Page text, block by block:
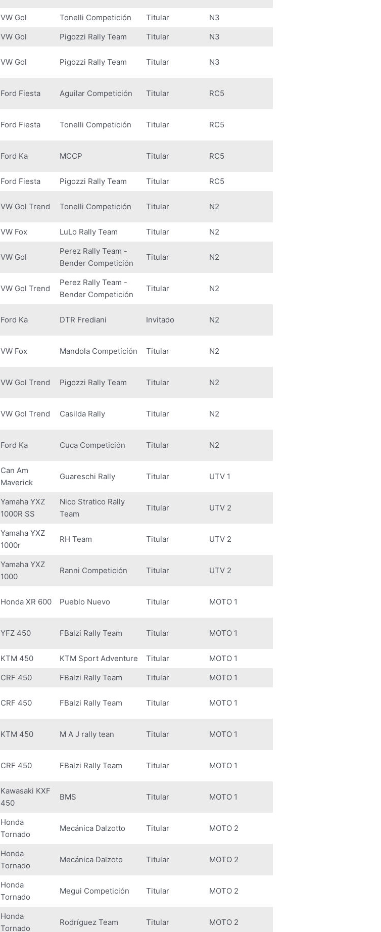
VW Gol Tonelli Competición Titular
N3
VW Gol Pigozzi Rally Team Titular N3
VW Gol Pigozzi Rally Team Titular N3
Ford Fiesta Aguilar Competición Titular RC5
Ford Fiesta Tonelli Competición Titular RC5
Ford Ka MCCP Titular RC5
Ford Fiesta Pigozzi Rally Team Titular RC5
VW Gol Trend Tonelli Competición Titular N2
VW Fox LuLo Rally Team Titular N2
VW Gol
Perez Rally Team -
Bender Competición
Titular N2
VW Gol Trend
Perez Rally Team -
Bender Competición
Titular N2
Ford Ka DTR Frediani Invitado N2
VW Fox Mandola Competición Titular N2
VW Gol Trend Pigozzi Rally Team Titular N2
VW Gol Trend Casilda Rally Titular N2
Ford Ka Cuca Competición Titular N2
Can Am
Maverick
Guareschi Rally Titular UTV 1
Yamaha YXZ
1000R SS
Nico Stratico Rally
Team
Titular UTV 2
Yamaha YXZ
1000r
RH Team Titular UTV 2
Yamaha YXZ
1000
Ranni Competición Titular UTV 2
Honda XR 600 Pueblo Nuevo Titular MOTO 1
YFZ 450 FBalzi Rally Team Titular MOTO 1
KTM 450 KTM Sport Adventure Titular
MOTO 1
CRF 450 FBalzi Rally Team Titular MOTO 1
CRF 450 FBalzi Rally Team Titular MOTO 1
KTM 450 M A J rally tean Titular MOTO 1
CRF 450 FBalzi Rally Team Titular MOTO 1
Kawasaki KXF
450
BMS Titular MOTO 1
Honda
Tornado
Mecánica Dalzotto Titular MOTO 2
Honda
Tornado
Mecánica Dalzoto Titular MOTO 2
Honda
Tornado
Megui Competición Titular MOTO 2
Honda
Tornado
Rodríguez Team Titular MOTO 2